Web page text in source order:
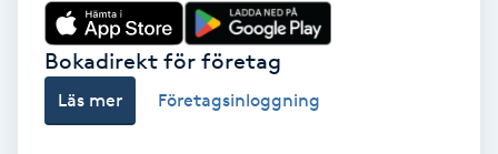
Permanent
Permanent hårborttagning
Bokadirekt för företag
Läs mer Företagsinloggning